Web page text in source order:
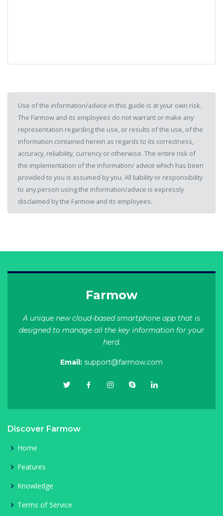
Use of the information/advice in this guide is at your own risk.
The Farmow and its employees do not warrant or make any
representation regarding the use, or results of the use, of the
information contained herein as regards to its correctness,
accuracy, reliability, currency or otherwise. The entire risk of
the implementation of the information/ advice which has been
provided to you is assumed by you. All liability or responsibility
to any person using the information/advice is expressly
disclaimed by the Farmow and its employees.
Farmow
A unique new cloud-based smartphone app that is
designed to manage all the key information for your
herd.
Email: support@farmow.com
Discover Farmow
Home
Features
Knowledge
Terms of Service